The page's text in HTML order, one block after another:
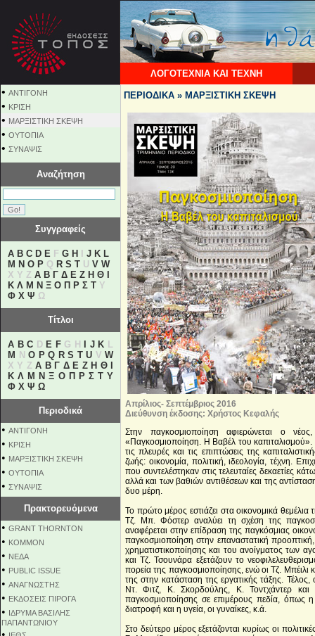
ΛΟΓΟΤΕΧΝΙΑ ΚΑΙ ΤΕΧΝΗ
• ΑΝΤΙΓΟΝΗ
• ΚΡΙΣΗ
• ΜΑΡΞΙΣΤΙΚΗ ΣΚΕΨΗ
• ΟΥΤΟΠΙΑ
• ΣΥΝΑΨΙΣ
Αναζήτηση
Συγγραφείς
A B C D E F G H J K L
M N O P Q R S T U V W
X Y Z Α Β Γ Δ Ε Ζ Η Θ
Κ Λ Μ Ν Ξ Ο Π Ρ Σ Τ Υ
Φ Χ Ψ Ω
Τίτλοι
A B C D E FG H J K L
M
N O P Q R S T U V W
X Y ZΑ Β Γ Δ Ε Ζ Η Θ
Κ Λ Μ Ν Ξ Ο Π Ρ Σ Τ Υ
Φ Χ Ψ Ω
Περιοδικά
• ΑΝΤΙΓΟΝΗ
• ΚΡΙΣΗ
• ΜΑΡΞΙΣΤΙΚΗ ΣΚΕΨΗ
• ΟΥΤΟΠΙΑ
• ΣΥΝΑΨΙΣ
Πρακτορευόμενα
• GRANT THORNTON
• KOMMON
• NEΔΑ
• PUBLIC ISSUE
• ΑΝΑΓΝΩΣΤΗΣ
• ΕΚΔΟΣΕΙΣ ΠΙΡΟΓΑ
• ΙΔΡΥΜΑ ΒΑΣΙΛΗΣ
ΠΑΠΑΝΤΩΝΙΟΥ
ΠΕΡΙΟΔΙΚΑ » ΜΑΡΞΙΣΤΙΚΗ ΣΚΕΨΗ
Απρίλιος- Σεπτέμβριος 2016
Διεύθυνση έκδοσης: Χρήστος Κεφαλής
Στην παγκοσμιοποίηση αφιερώνεται ο
«Παγκοσμιοποίηση. Η Βαβέλ του καπιταλισμού».
τις πλευρές και τις επιπτώσεις της
ζωής: οικονομία, πολιτική, ιδεολογία, τέχνη.
που συντελέστηκαν στις τελευταίες δεκαετίες
αλλά και των βαθιών αντιθέσεων και της
δυο μέρη.
Το πρώτο μέρος εστιάζει στα οικονομικά
Τζ. Μπ. Φόστερ αναλύει τη σχέση της
αναφέρεται στην επίδραση της παγκόσμιας
παγκοσμιοποίηση στην επαναστατική
χρηματιστικοποίησης και του ανοίγματος
και Τζ. Τσουνάρα εξετάζουν το
πορεία της παγκοσμιοποίησης, ενώ οι Τζ. Μπέιλι
της στην κατάσταση της εργατικής τάξης.
Ντ. Φιτζ, Κ. Σκορδούλης, Κ. Τοντχάντερ και
παγκοσμιοποίησης σε επιμέρους πεδία,
διατροφή και η υγεία, οι γυναίκες, κ.ά.
Στο δεύτερο μέρος εξετάζονται κυρίως οι